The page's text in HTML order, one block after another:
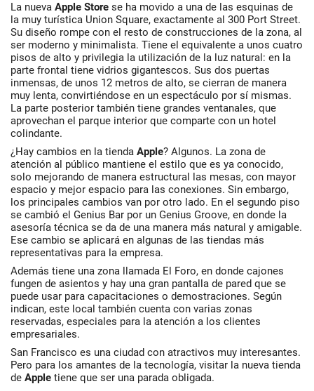
La nueva Apple Store se ha movido a una de las esquinas de
la muy turística Union Square, exactamente al 300 Port Street.
Su diseño rompe con el resto de construcciones de la zona, al
ser moderno y minimalista. Tiene el equivalente a unos cuatro
pisos de alto y privilegia la utilización de la luz natural: en la
parte frontal tiene vidrios gigantescos. Sus dos puertas
inmensas, de unos 12 metros de alto, se cierran de manera
muy lenta, convirtiéndose en un espectáculo por sí mismas.
La parte posterior también tiene grandes ventanales, que
aprovechan el parque interior que comparte con un hotel
colindante.
¿Hay cambios en la tienda Apple? Algunos. La zona de
atención al público mantiene el estilo que es ya conocido,
solo mejorando de manera estructural las mesas, con mayor
espacio y mejor espacio para las conexiones. Sin embargo,
los principales cambios van por otro lado. En el segundo piso
se cambió el Genius Bar por un Genius Groove, en donde la
asesoría técnica se da de una manera más natural y amigable.
Ese cambio se aplicará en algunas de las tiendas más
representativas para la empresa.
Además tiene una zona llamada El Foro, en donde cajones
fungen de asientos y hay una gran pantalla de pared que se
puede usar para capacitaciones o demostraciones. Según
indican, este local también cuenta con varias zonas
reservadas, especiales para la atención a los clientes
empresariales.
San Francisco es una ciudad con atractivos muy interesantes.
Pero para los amantes de la tecnología, visitar la nueva tienda
de Apple tiene que ser una parada obligada.